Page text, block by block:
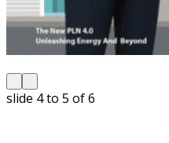
slide 5 to 6 of 6